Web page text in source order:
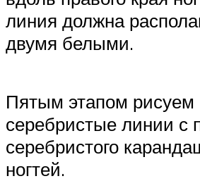
линия должна
двумя белыми.
Пятым этапом рисуем
серебристые линии
серебристого
ногтей.